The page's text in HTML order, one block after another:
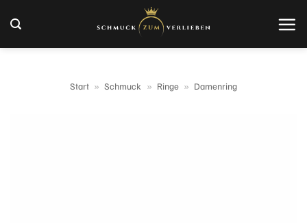
Inhalt
springen
Start » Schmuck » Ringe » Damenring